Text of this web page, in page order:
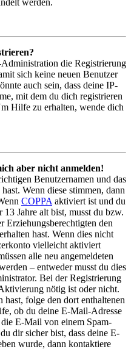
werden.
die Registrierung
sich keine neuen Benutzer
auch sein, dass deine IP-
mit dem du dich registrieren
Hilfe zu erhalten, wende dich
aber nicht anmelden!
Benutzernamen und das
Wenn diese stimmen, dann
COPPA aktiviert ist und du
13 Jahre alt bist, musst du bzw.
Erziehungsberechtigten den
hast. Wenn dies nicht
vielleicht aktiviert
alle neu angemeldeten
– entweder musst du dies
Bei der Registrierung
nötig ist oder nicht.
folge den dort enthaltenen
ob du deine E-Mail-Adresse
E-Mail von einem Spam-
dir sicher bist, dass deine E-
wurde, dann kontaktiere